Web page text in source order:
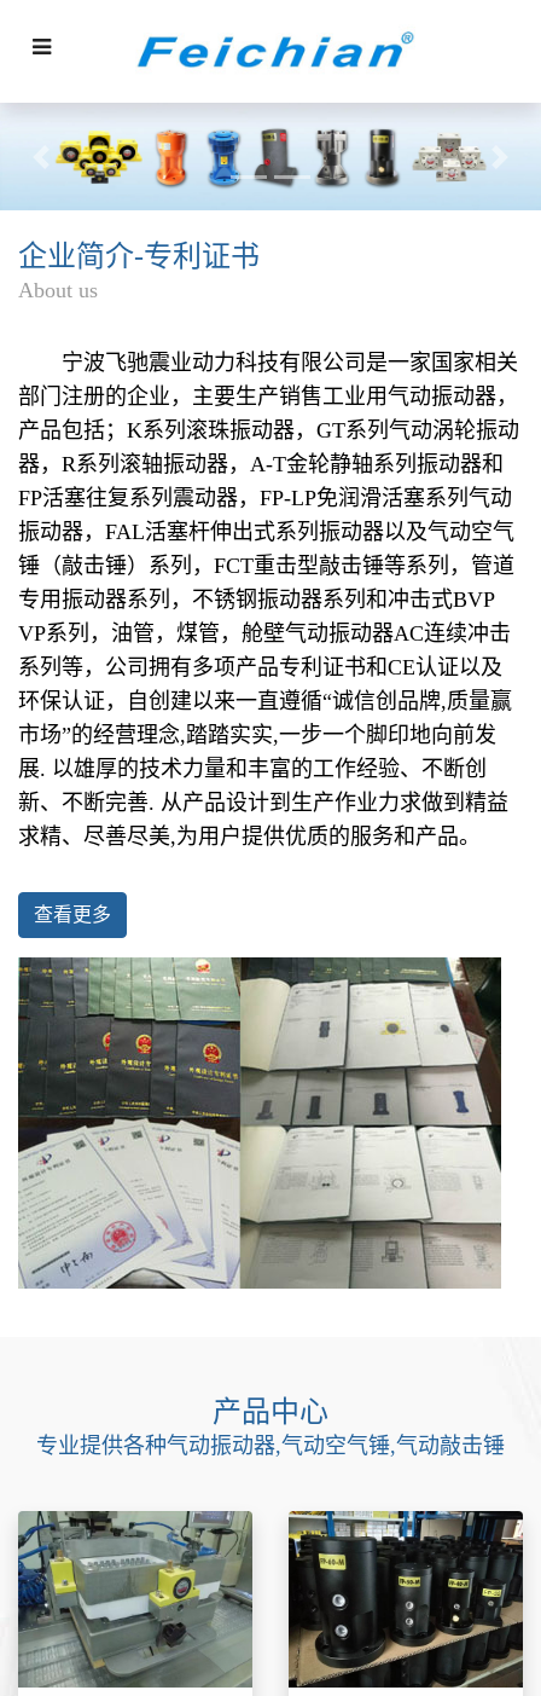
Previous Next
企业简介-专利证书
About us
宁波飞驰震业动力科技有限公司是一家国家相关
部门注册的企业，主要生产销售工业用气动振动器，
产品包括；K系列滚珠振动器，GT系列气动涡轮振动
器，R系列滚轴振动器，A-T金轮静轴系列振动器和
FP活塞往复系列震动器，FP-LP免润滑活塞系列气动
振动器，FAL活塞杆伸出式系列振动器以及气动空气
锤（敲击锤）系列，FCT重击型敲击锤等系列，管道
专用振动器系列，不锈钢振动器系列和冲击式BVP
VP系列，油管，煤管，舱壁气动振动器AC连续冲击
系列等，公司拥有多项产品专利证书和CE认证以及
环保认证，自创建以来一直遵循“诚信创品牌,质量赢
市场”的经营理念,踏踏实实,一步一个脚印地向前发
展. 以雄厚的技术力量和丰富的工作经验、不断创
新、不断完善. 从产品设计到生产作业力求做到精益
求精、尽善尽美,为用户提供优质的服务和产品。
查看更多
产品中心
专业提供各种气动振动器,气动空气锤,气动敲击锤